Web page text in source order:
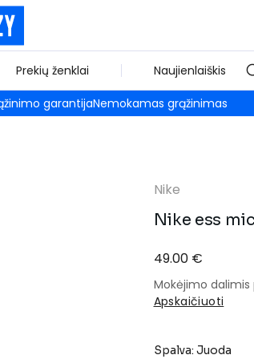
Prekių ženklai Naujienlaiškis
garantijaNemokamas grąžinimas
Nike
Nike ess
49.00 €
Mokėjimo
Apskaičiuoti
Spalva: Juoda